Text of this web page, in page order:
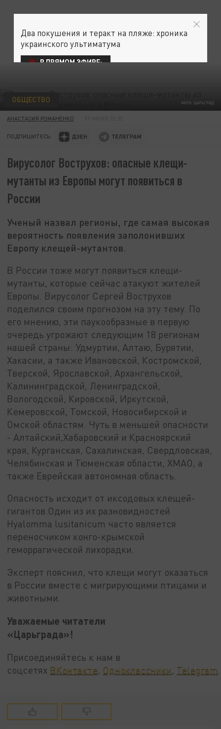
ФОТО: ЦАРЬГРАД
ОБЩЕСТВО
АНАСТАСИЯ РОМАНЕНКО
ПОДПИШИТЕСЬ:
Вирусолог Вострухов: опасные клещи-
мутанты из Европы могут появиться в
России
Ученый назвал регионы, где самая высокая
вероятность появления заполонивших
Европу клещей-мутантов.
В России тоже могут появиться клещи-
мутанты, которые сейчас атакуют жителей
Европы. Вирусолог Сергей Вострухов
поделился своим прогнозом на эту тему. По
его мнению, эти паукообразные в первую
очередь угрожают следующим 18 регионам
нашей страны: Удмуртии, Алтаю, Бурятии,
Хакасии, а также Ивановской, Костромской,
Тверской, Ярославской, Архангельской,
Калининградской, Ленинградской,
Вологодской, Кировской, Иркутской,
Кемеровской, Томской, Новосибирской и
Омской областям. Чуть в меньшей опасности
- Алтайский,Хабаровский и Красноярский
края, Курганская, Сахалинская, Свердловская,
Челябинская и Тюменская области, ХМАО, а
также Еврейская автономная область.
Опасность исходит от иксодовых клещей-
гигантов.Один из их разновидностей
Hyalomma lusitanicum часто является
переносчиком конго-крымской
геморрагической лихорадки.
Эксперт пояснил, что клещи могут оказаться
в России вместе с мигрирующими птицами и
животными.
Уважаемые читатели
«Царьграда»!
Присоединяйтесь к нам в
соцсетях ВКонтакте Одноклассники Telegram
Два покушения и теракт на пляже: хроника
украинского ультиматума
В ПРЯМОМ ЭФИРЕ: